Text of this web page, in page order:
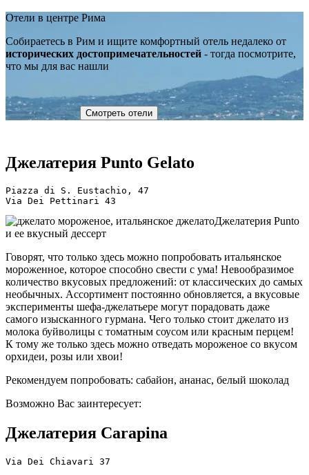
Отели в центре Рима
Собираетесь в Рим и ищите комфортный отель недалеко от
исторических достопримечательностей - тогда посмотрите,
что мы для вас нашли
Смотреть отели
Джелатерия Punto Gelato
Piazza di S. Eustachio, 47
Via Dei Pettinari 43
Джелатерия Punto
и ее вкусный дессерт
Говорят, что только здесь можно попробовать итальянское
мороженное, которое способно свести с ума! Невообразимое
количество вкусовых предложений: от классических до самых
необычных. Ассортимент постоянно обновляется, а вкусовые
эксперименты шефа-джелатьере могут порадовать даже
самого изысканного гурмана. Чего только стоит джелато из
молока буйволицы с томатным соусом или красным перцем!
К тому же только здесь можно отведать мороженое со вкусом
орхидеи, розы или хвои!
Рекомендуем попробовать: сабайон, ананас, белый шоколад
Возможно Вас заинтересует:
Джелатерия Carapina
Via Dei Chiavari 37